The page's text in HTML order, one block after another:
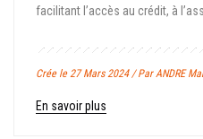
facilitant l’accès au crédit, à
Crée le 27 Mars 2024 / Par ANDRE
En savoir plus